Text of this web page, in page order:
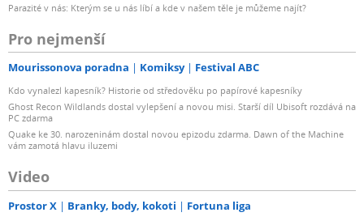
Parazité v nás: Kterým se u nás líbí a kde v našem těle je můžeme najít?
Pro nejmenší
Mourissonova poradna Komiksy Festival ABC
Kdo vynalezl kapesník? Historie od středověku po papírové kapesníky
Ghost Recon Wildlands dostal vylepšení a novou misi. Starší díl Ubisoft rozdává na
PC zdarma
Quake ke 30. narozeninám dostal novou epizodu zdarma. Dawn of the Machine
vám zamotá hlavu iluzemi
Video
Prostor X Branky, body, kokoti Fortuna liga